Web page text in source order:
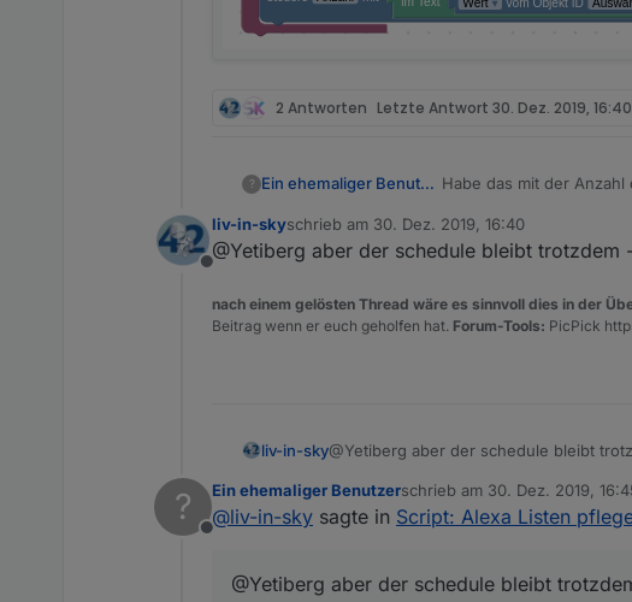
2 Antworten Letzte Antwort 30. Dez. 2019, 16:40
? Ein ehemaliger Benutzer Habe das mit der
Die Werte sind ja schon
Offline
liv-in-skyschrieb am 30. Dez. 2019, 16:40
zuletzt editiert von
@Yetiberg aber der schedule bleibt
nach einem gelösten Thread wäre es sinnvoll dies in der
Beitrag wenn er euch geholfen hat. Forum-Tools: PicPick
liv-in-sky@Yetiberg aber der schedule bleibt
?
Offline
Ein ehemaliger Benutzerschrieb am 30. Dez. 2019,
zuletzt editiert von
@liv-in-sky sagte in Script: Alexa Listen
@Yetiberg aber der schedule bleibt